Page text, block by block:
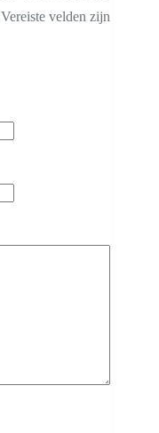
Vereiste velden zijn